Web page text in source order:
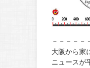
－－－－－
大阪から家
ニュースが